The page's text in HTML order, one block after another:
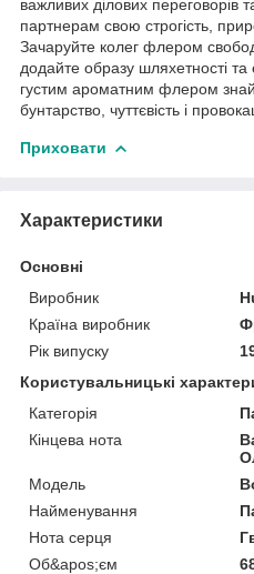
важливих ділових переговорів
партнерам свою строгість,
Зачаруйте колег флером
додайте образу шляхетності та
густим ароматним флером
бунтарство, чуттєвість і
Приховати
Характеристики
Основні
Виробник
Країна виробник
Рік випуску
Користувальницькі
Категорія
Кінцева нота
Мoдель
Найменування
Нота серця
Об&apos;єм